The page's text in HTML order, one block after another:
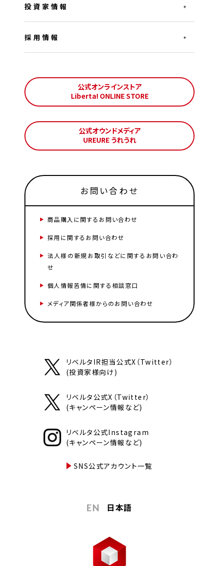
投資家情報
採用情報
公式オンラインストア
Liberta! ONLINE STORE
公式オウンドメディア
UREURE うれうれ
お問い合わせ
商品購入に関するお問い合わせ
採用に関するお問い合わせ
法人様の新規お取引などに関するお問い合わ
せ
個人情報苦情に関する相談窓口
メディア関係者様からのお問い合わせ
リベルタIR担当公式X（Twitter）
(投資家様向け)
リベルタ公式X（Twitter）
(キャンペーン情報など)
リベルタ公式Instagram
(キャンペーン情報など)
SNS公式アカウント一覧
EN 日本語